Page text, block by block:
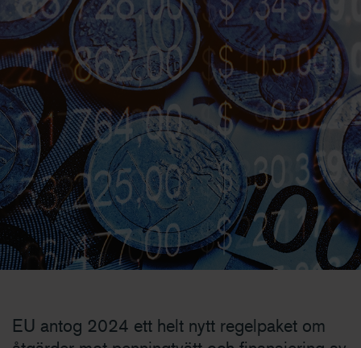
EU antog 2024 ett helt nytt regelpaket om